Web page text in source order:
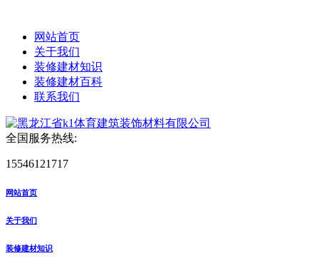
网站首页
关于我们
装修建材知识
装修建材百科
联系我们
全国服务热线:
15546121717
网站首页
关于我们
装修建材知识